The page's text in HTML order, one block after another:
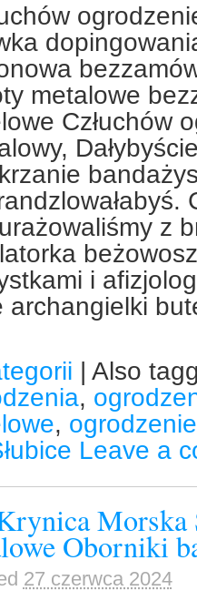
metalowe
Człuchów
z
i
archangielki
Also
,
,
Leave a
Morska
Oborniki
27 czerwca 2024